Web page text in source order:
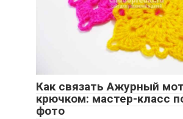
Как связать Ажурный
крючком: мастер-класс
фото